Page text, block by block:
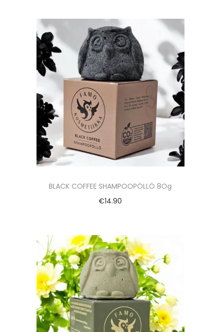
BLACK COFFEE SHAMPOOPÖLLÖ 8Og
€14.90